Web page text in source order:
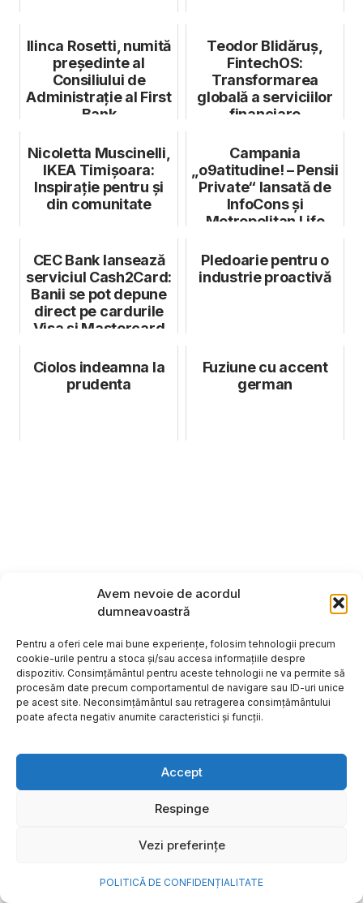
Avem nevoie de acordul
dumneavoastră
Pentru a oferi cele mai bune experiențe, folosim tehnologii precum
cookie-urile pentru a stoca și/sau accesa informațiile despre
dispozitiv. Consimțământul pentru aceste tehnologii ne va permite să
procesăm date precum comportamentul de navigare sau ID-uri unice
pe acest site. Neconsimțământul sau retragerea consimțământului
poate afecta negativ anumite caracteristici și funcții.
Accept
Respinge
Vezi preferințe
POLITICĂ DE CONFIDENȚIALITATE
Ilinca Rosetti, numită
președinte al
Consiliului de
Administrație al First
Bank
Teodor Blidăruș,
FintechOS:
Transformarea
globală a serviciilor
financiare
Nicoletta Muscinelli,
IKEA Timișoara:
Inspirație pentru și
din comunitate
Campania
„o9atitudine! – Pensii
Private“ lansată de
InfoCons și
Metropolitan Life
CEC Bank lansează
serviciul Cash2Card:
Banii se pot depune
direct pe cardurile
Visa și Mastercard
Pledoarie pentru o
industrie proactivă
Ciolos indeamna la
prudenta
Fuziune cu accent
german